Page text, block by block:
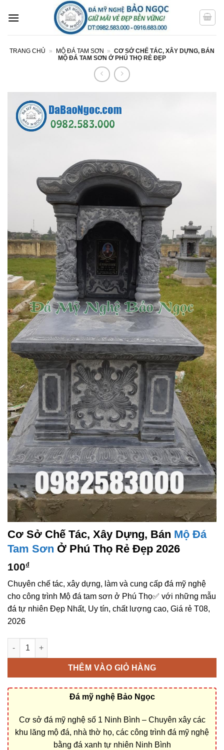
qua
TRANG CHỦ » MỘ ĐÁ TAM SƠN » CƠ SỞ CHẾ TÁC, XÂY DỰNG, BÁN
MỘ ĐÁ TAM SƠN Ở PHÚ THỌ RẺ ĐẸP
Cơ Sở Chế Tác, Xây Dựng, Bán Mộ Đá
Tam Sơn Ở Phú Thọ Rẻ Đẹp 2026
100₫
Chuyên chế tác, xây dựng, làm và cung cấp đá mỹ nghệ
cho công trình Mộ đá tam sơn ở Phú Thọ✅ với những mẫu
đá tự nhiên Đẹp Nhất, Uy tín, chất lượng cao, Giá rẻ T08,
2026
Cơ sở chế tác, xây dựng, bán Mộ đá tam sơn ở Phú Thọ rẻ
THÊM VÀO GIỎ HÀNG
Đá mỹ nghệ Bảo Ngọc
Cơ sở đá mỹ nghệ số 1 Ninh Bình – Chuyên xây các
khu lăng mộ đá, nhà thờ họ, các công trình đá mỹ nghệ
bằng đá xanh tự nhiên Ninh Bình